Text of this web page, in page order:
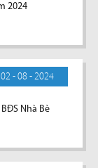
2024
02 - 08 - 2024
Nhà Bè